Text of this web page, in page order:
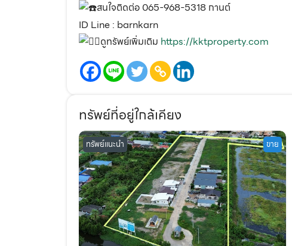
สนใจติดต่อ 065-968-5318 กานต์
ID Line : barnkarn
ดูทรัพย์เพิ่มเติม https://kktproperty.com
ทรัพย์ที่อยู่ใกล้เคียง
ทรัพย์แนะนำ ขาย